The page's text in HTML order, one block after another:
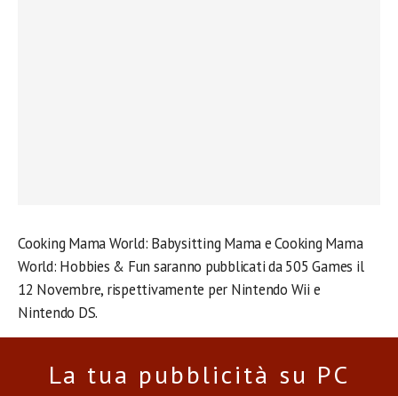
Cooking Mama World: Babysitting Mama e Cooking Mama
World: Hobbies & Fun saranno pubblicati da 505 Games il
12 Novembre, rispettivamente per Nintendo Wii e
Nintendo DS.
La tua pubblicità su PC